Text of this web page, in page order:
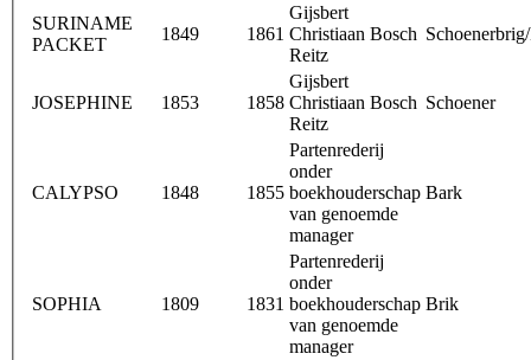
SURINAME
PACKET
1849 1861
Gijsbert
Christiaan Bosch
Reitz
JOSEPHINE 1853 1858
Gijsbert
Christiaan Bosch
Reitz
Schoener
CALYPSO 1848 1855
Partenrederij
onder
boekhouderschap
van genoemde
manager
Bark
SOPHIA 1809 1831
Partenrederij
onder
boekhouderschap
van genoemde
manager
Brik